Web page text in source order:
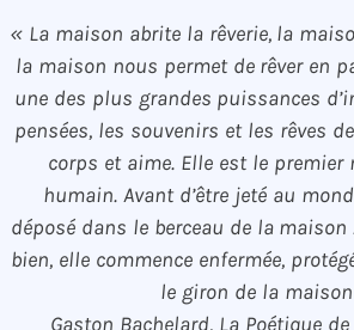
« La maison abrite la rêverie, la
la maison nous permet de rêver en
une des plus grandes puissances
pensées, les souvenirs et les rêves
corps et aime. Elle est le premier
humain. Avant d’être jeté au
déposé dans le berceau de la
bien, elle commence enfermée,
le giron de la
Gaston Bachelard, La Poétique de